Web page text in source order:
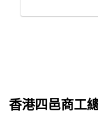
香港四邑商工